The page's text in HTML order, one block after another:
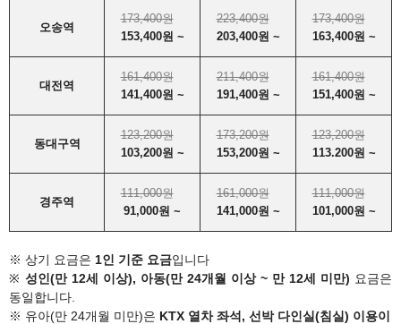
오송역
173,400원
153,400원 ~
223,400원
203,400원 ~
173,400원
163,400원 ~
대전역
161,400원
141,400원 ~
211,400원
191,400원 ~
161,400원
151,400원 ~
동대구역
123,200원
103,200원 ~
173,200원
153,200원 ~
123,200원
113.200원 ~
경주역
111,000원
91,000원 ~
161,000원
141,000원 ~
111,000원
101,000원 ~
※ 상기 요금은 1인 기준 요금입니다
※ 성인(만 12세 이상), 아동(만 24개월 이상 ~ 만 12세 미만) 요금은
동일합니다.
※ 유아(만 24개월 미만)은 KTX 열차 좌석, 선박 다인실(침실) 이용이